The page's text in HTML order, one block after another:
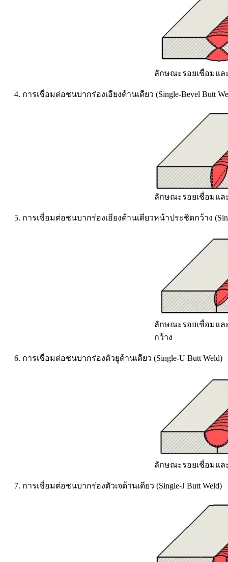
ลักษณะรอยเชื่อมแ
4. การเชื่อมต่อชนบากร่องเอียงด้านเดียว (Single-Bevel Butt
ลักษณะรอยเชื่อมแล
5. การเชื่อมต่อชนบากร่องเอียงด้านเดียวหน้าประชิดกว้าง
ลักษณะรอยเชื่อมแล
กว้าง
6. การเชื่อมต่อชนบากร่องตัวยูด้านเดียว (Single-U Butt Weld)
ลักษณะรอยเชื่อมแล
7. การเชื่อมต่อชนบากร่องตัวเจด้านเดียว (Single-J Butt Weld)